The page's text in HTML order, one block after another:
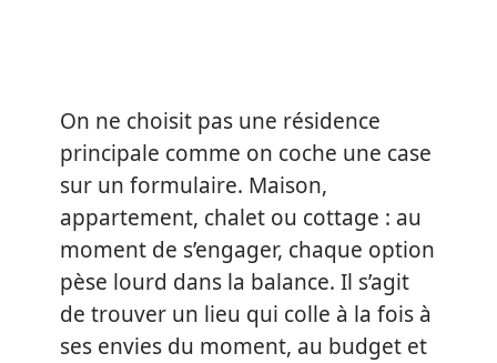
On ne choisit pas une résidence
principale comme on coche une case
sur un formulaire. Maison,
appartement, chalet ou cottage : au
moment de s’engager, chaque option
pèse lourd dans la balance. Il s’agit
de trouver un lieu qui colle à la fois à
ses envies du moment, au budget et